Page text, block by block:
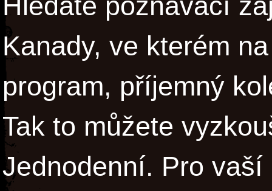
Kanady, ve kterém
program, příjemný
Tak to můžete
Jednodenní. Pro